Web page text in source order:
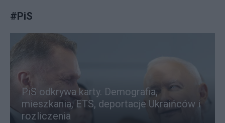
#PiS
PiS odkrywa karty. Demografia,
mieszkania, ETS, deportacje Ukraińców i
rozliczenia